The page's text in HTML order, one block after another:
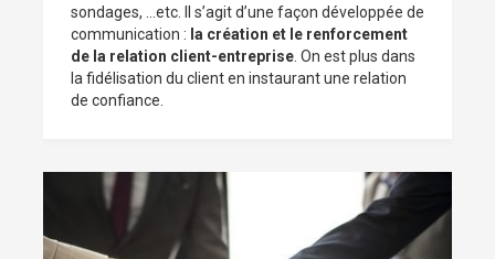
sondages, …etc. Il s’agit d’une façon développée de
communication : la création et le renforcement
de la relation client-entreprise . On est plus dans
la fidélisation du client en instaurant une relation
de confiance.